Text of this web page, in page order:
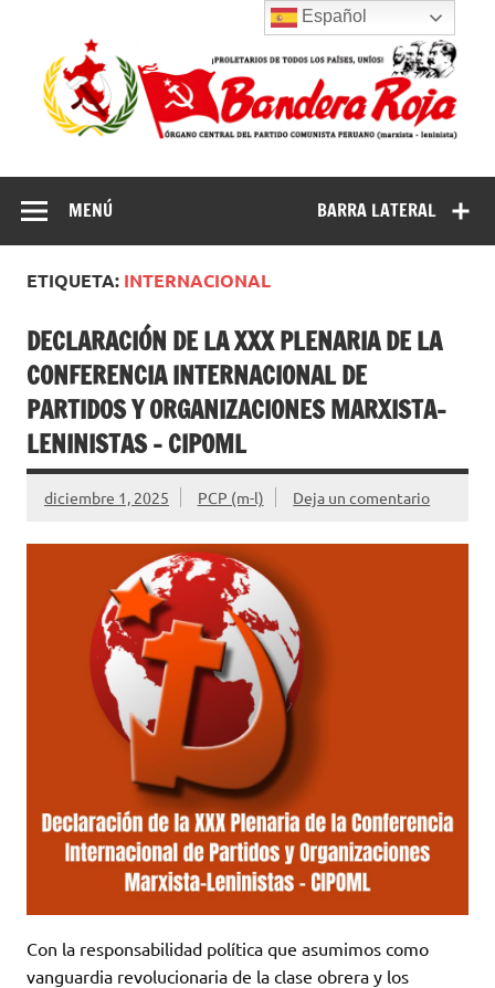
Comunista
Peruano
Bandera Roja
Roja
BARRA LATERAL
MENÚ
ETIQUETA: INTERNACIONAL
DECLARACIÓN DE LA XXX PLENARIA DE LA
CONFERENCIA INTERNACIONAL DE
PARTIDOS Y ORGANIZACIONES MARXISTA-
LENINISTAS – CIPOML
diciembre 1, 2025 PCP (m-l) Deja un comentario
Con la responsabilidad política que asumimos como
vanguardia revolucionaria de la clase obrera y los
Español